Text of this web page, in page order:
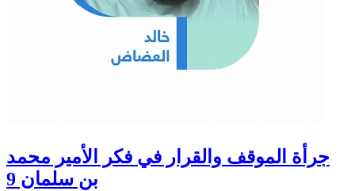
جرأة الموقف والقرار في فكر الأمير محمد
بن سلمان 9